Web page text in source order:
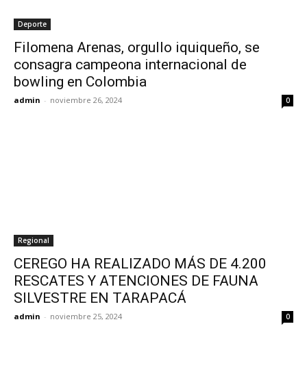
Deporte
Filomena Arenas, orgullo iquiqueño, se
consagra campeona internacional de
bowling en Colombia
admin - noviembre 26, 2024 0
Regional
CEREGO HA REALIZADO MÁS DE 4.200
RESCATES Y ATENCIONES DE FAUNA
SILVESTRE EN TARAPACÁ
admin - noviembre 25, 2024 0